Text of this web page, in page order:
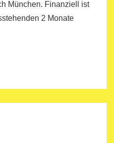
München. Finanziell ist
2 Monate